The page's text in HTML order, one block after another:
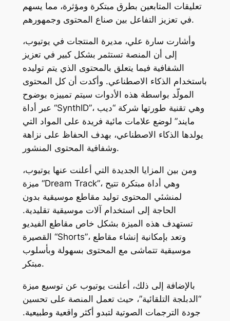
تعليقات المتابعين بطرق مبتكرة ومؤثرة، مما يسهم
في تعزيز التفاعل بين صناع المحتوى وجمهورهم.
وأشارت سارة علي، مديرة المنتجات في يوتيوب،
إلى أن المنصة تستثمر بشكل كبير في تعزيز
الشفافية فيما يتعلق بالمحتوى الذي يتم توليده
باستخدام الذكاء الاصطناعي. وأكدت أن كل المحتوى
المولّد بواسطة هذه الأدوات سيتم تمييزه بوضوح
عبر أداة “SynthID”، وهي تقنية طورتها شركة “ديب
مايند” لوضع علامات مائية فريدة على المواد التي
يولدها الذكاء الاصطناعي، بهدف الحفاظ على نزاهة
وشفافية المحتوى المنشور.
ومن بين المزايا الجديدة التي أعلنت عنها يوتيوب،
ميزة “Dream Track”، وهي أداة مبتكرة تتيح
لمنشئي المحتوى توليد مقاطع موسيقية بدون
الحاجة إلى استخدام آلات موسيقية تقليدية.
تستهدف هذه الميزة بشكل خاص مقاطع الفيديو
القصيرة “Shorts”، وتعد بإمكانية إنشاء مقاطع
موسيقية تتماشى مع المحتوى بسهولة وبأسلوب
مبتكر.
بالإضافة إلى ذلك، أعلنت يوتيوب عن توسيع ميزة
“الدبلجة التلقائية”، حيث تعمل المنصة على تحسين
جودة الترجمات الصوتية لتبدو أكثر واقعية وطبيعية.